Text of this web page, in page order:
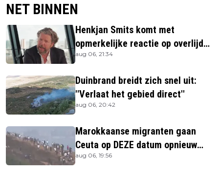
NET BINNEN
Henkjan Smits komt met
opmerkelijke reactie op overlijden
Jerney Kaagman
aug 06, 21:34
Duinbrand breidt zich snel uit:
''Verlaat het gebied direct''
aug 06, 20:42
Marokkaanse migranten gaan
Ceuta op DEZE datum opnieuw
bestormen
aug 06, 19:56